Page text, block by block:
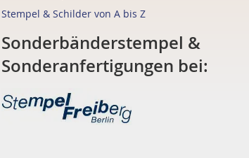
Stempel & Schilder von A bis Z
Sonderbänderstempel &
Sonderanfertigungen bei: